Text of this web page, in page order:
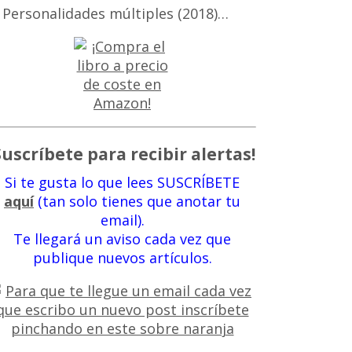
múltiples (2018)…
para recibir alertas!
Si te gusta lo que lees SUSCRÍBETE
aquí(tan solo tienes que anotar tu
email).
Te llegará un aviso cada vez que
publique nuevos artículos.